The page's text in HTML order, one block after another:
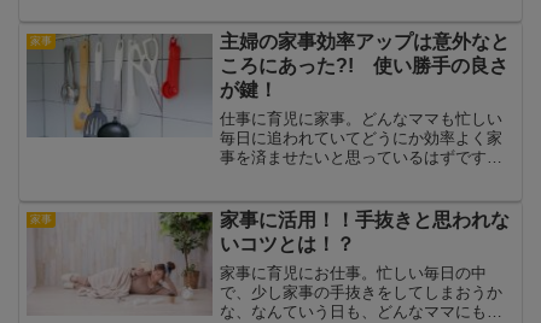
ないように予防する方法を考えてみまし
ょう！トイレの簡単掃除は...
家事
主婦の家事効率アップは意外なと
ころにあった?! 使い勝手の良さ
が鍵！
仕事に育児に家事。どんなママも忙しい
毎日に追われていてどうにか効率よく家
事を済ませたいと思っているはずです。
も上がらない…。特に子供が小さいうち
はどうしても部屋が散らか...
家事
家事に活用！！手抜きと思われな
いコツとは！？
家事に育児にお仕事。忙しい毎日の中
で、少し家事の手抜きをしてしまおうか
な、なんていう日も、どんなママにもあ